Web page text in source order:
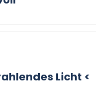
Licht <